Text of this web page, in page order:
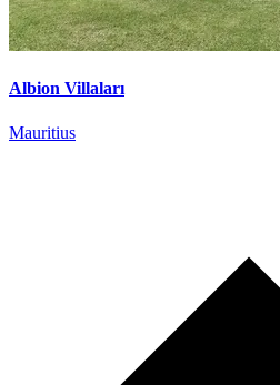
Albion Villaları
Mauritius